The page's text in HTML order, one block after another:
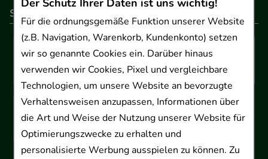
Der Schutz Ihrer Daten ist uns wichtig!
Für die ordnungsgemäße Funktion unserer Website
(z.B. Navigation, Warenkorb, Kundenkonto) setzen
wir so genannte Cookies ein. Darüber hinaus
verwenden wir Cookies, Pixel und vergleichbare
Technologien, um unsere Website an bevorzugte
Verhaltensweisen anzupassen, Informationen über
die Art und Weise der Nutzung unserer Website für
Optimierungszwecke zu erhalten und
personalisierte Werbung ausspielen zu können. Zu
So können Sie bezahlen